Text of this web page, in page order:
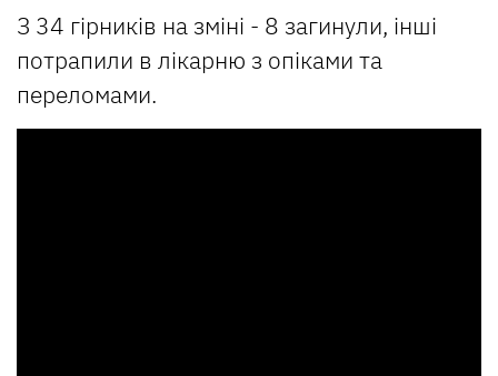
З 34 гірників на зміні - 8 загинули, інші
потрапили в лікарню з опіками та
переломами.